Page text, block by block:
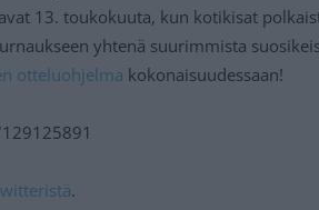
13. toukokuuta, kun kotikisat
yhtenä suurimmista
otteluohjelma kokonaisuudessaan!
.